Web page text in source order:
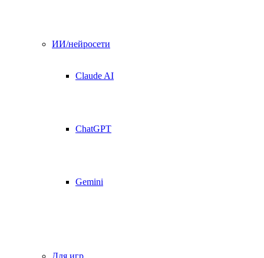
ИИ/нейросети
Claude AI
ChatGPT
Gemini
Для игр